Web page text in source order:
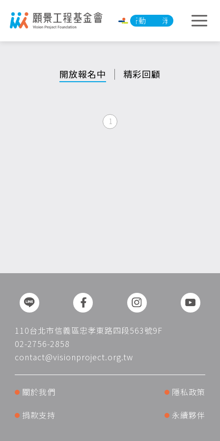
淨零承諾行動 淨零承諾行動
開放報名中 精彩回顧
1
110台北市信義區忠孝東路四段563號9F
02-2756-2858
contact@visionproject.org.tw
關於我們
隱私政策
捐款支持
永續夥伴